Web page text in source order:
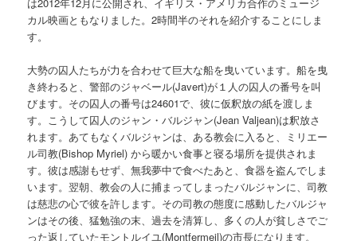
カル映画ともなりました。2時間半のそれを紹介することにしま
す。
大勢の囚人たちが力を合わせて巨大な船を曳いています。船を曳
き終わると、警部のジャベール(Javert)が１人の囚人の番号を叫
びます。その囚人の番号は24601で、彼に仮釈放の紙を渡しま
す。こうして囚人のジャン・バルジャン(Jean Valjean)は釈放さ
れます。あてもなくバルジャンは、ある教会に入ると、ミリエー
ル司教(Bishop Myriel) から暖かい食事と寝る場所を提供されま
す。彼は感謝もせず、無我夢中で食べたあと、食器を盗んでしま
います。翌朝、教会の人に捕まってしまったバルジャンに、司教
は慈悲の心で彼を許します。その司教の態度に感動したバルジャ
ンはその後、猛勉強の末、過去を清算し、多くの人が貧しさでご
った返していたモントルイユ(Montfermeil)の市長になります。